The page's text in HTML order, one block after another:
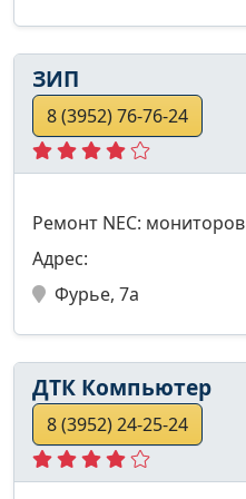
ЗИП
8 (3952) 76-76-24
Ремонт NEC: мониторов
Адрес:
Фурье, 7а
ДТК Компьютер
8 (3952) 24-25-24